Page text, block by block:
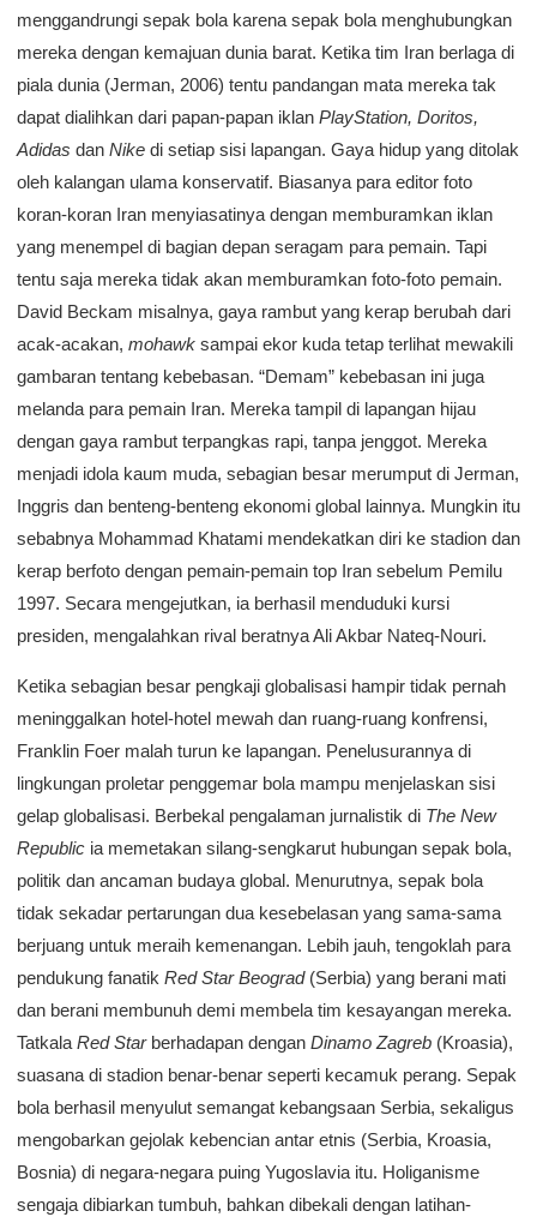
menggandrungi sepak bola karena sepak bola menghubungkan
mereka dengan kemajuan dunia barat. Ketika tim Iran berlaga di
piala dunia (Jerman, 2006) tentu pandangan mata mereka tak
dapat dialihkan dari papan-papan iklan PlayStation, Doritos,
Adidas dan Nike di setiap sisi lapangan. Gaya hidup yang ditolak
oleh kalangan ulama konservatif. Biasanya para editor foto
koran-koran Iran menyiasatinya dengan memburamkan iklan
yang menempel di bagian depan seragam para pemain. Tapi
tentu saja mereka tidak akan memburamkan foto-foto pemain.
David Beckam misalnya, gaya rambut yang kerap berubah dari
acak-acakan, mohawk sampai ekor kuda tetap terlihat mewakili
gambaran tentang kebebasan. “Demam” kebebasan ini juga
melanda para pemain Iran. Mereka tampil di lapangan hijau
dengan gaya rambut terpangkas rapi, tanpa jenggot. Mereka
menjadi idola kaum muda, sebagian besar merumput di Jerman,
Inggris dan benteng-benteng ekonomi global lainnya. Mungkin itu
sebabnya Mohammad Khatami mendekatkan diri ke stadion dan
kerap berfoto dengan pemain-pemain top Iran sebelum Pemilu
1997. Secara mengejutkan, ia berhasil menduduki kursi
presiden, mengalahkan rival beratnya Ali Akbar Nateq-Nouri.
Ketika sebagian besar pengkaji globalisasi hampir tidak pernah
meninggalkan hotel-hotel mewah dan ruang-ruang konfrensi,
Franklin Foer malah turun ke lapangan. Penelusurannya di
lingkungan proletar penggemar bola mampu menjelaskan sisi
gelap globalisasi. Berbekal pengalaman jurnalistik di The New
Republic ia memetakan silang-sengkarut hubungan sepak bola,
politik dan ancaman budaya global. Menurutnya, sepak bola
tidak sekadar pertarungan dua kesebelasan yang sama-sama
berjuang untuk meraih kemenangan. Lebih jauh, tengoklah para
pendukung fanatik Red Star Beograd (Serbia) yang berani mati
dan berani membunuh demi membela tim kesayangan mereka.
TatkalaRed Starberhadapan dengan Dinamo Zagreb (Kroasia),
suasana di stadion benar-benar seperti kecamuk perang. Sepak
bola berhasil menyulut semangat kebangsaan Serbia, sekaligus
mengobarkan gejolak kebencian antar etnis (Serbia, Kroasia,
Bosnia) di negara-negara puing Yugoslavia itu. Holiganisme
sengaja dibiarkan tumbuh, bahkan dibekali dengan latihan-